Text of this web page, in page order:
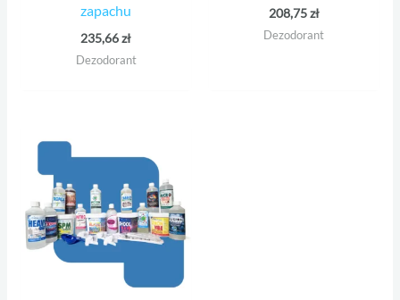
zapachu
235,66zł
Dezodorant
208,75zł
Dezodorant